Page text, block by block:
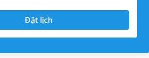
Đặt lịch